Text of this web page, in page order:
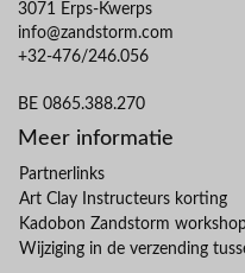
3071 Erps-Kwerps
info@zandstorm.com
+32-476/246.056
BE 0865.388.270
Meer informatie
Partnerlinks
Art Clay Instructeurs korting
Kadobon Zandstorm
Wijziging in de verzending